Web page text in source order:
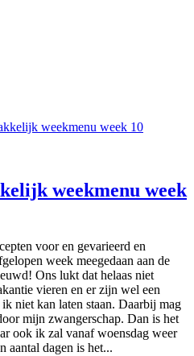
weekmenu week
voor en gevarieerd en
week meegedaan aan de
Ons lukt dat helaas niet
vieren en er zijn wel een
niet kan laten staan. Daarbij mag
mijn zwangerschap. Dan is het
ook ik zal vanaf woensdag weer
aantal dagen is het...